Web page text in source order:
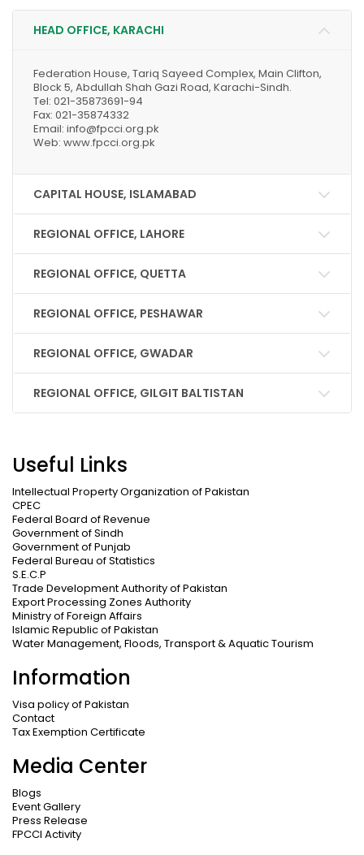
HEAD OFFICE, KARACHI
Federation House, Tariq Sayeed Complex, Main Clifton,
Block 5, Abdullah Shah Gazi Road, Karachi-Sindh.
Tel: 021-35873691-94
Fax: 021-35874332
Email: info@fpcci.org.pk
Web: www.fpcci.org.pk
CAPITAL HOUSE, ISLAMABAD
REGIONAL OFFICE, LAHORE
REGIONAL OFFICE, QUETTA
REGIONAL OFFICE, PESHAWAR
REGIONAL OFFICE, GWADAR
REGIONAL OFFICE, GILGIT BALTISTAN
Useful Links
Intellectual Property Organization of Pakistan
CPEC
Federal Board of Revenue
Government of Sindh
Government of Punjab
Federal Bureau of Statistics
S.E.C.P
Trade Development Authority of Pakistan
Export Processing Zones Authority
Ministry of Foreign Affairs
Islamic Republic of Pakistan
Water Management, Floods, Transport & Aquatic Tourism
Information
Visa policy of Pakistan
Contact
Tax Exemption Certificate
Media Center
Blogs
Event Gallery
Press Release
FPCCI Activity